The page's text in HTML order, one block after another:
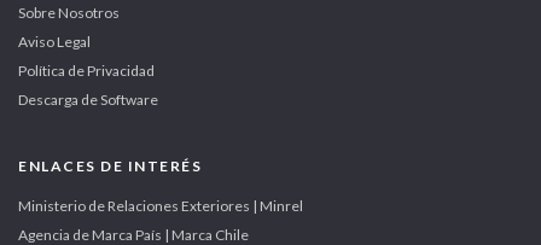
Sobre Nosotros
Aviso Legal
Política de Privacidad
Descarga de Software
ENLACES DE INTERÉS
Ministerio de Relaciones Exteriores | Minrel
Agencia de Marca País | Marca Chile